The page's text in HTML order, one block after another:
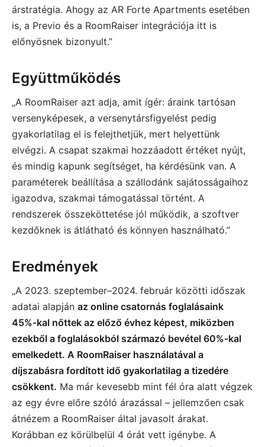
árstratégia. Ahogy az AR Forte Apartments esetében
is, a Previo és a RoomRaiser integrációja itt is
előnyösnek bizonyult.”
Együttműködés
„A RoomRaiser azt adja, amit ígér: áraink tartósan
versenyképesek, a versenytársfigyelést pedig
gyakorlatilag el is felejthetjük, mert helyettünk
elvégzi. A csapat szakmai hozzáadott értéket nyújt,
és mindig kapunk segítséget, ha kérdésünk van. A
paraméterek beállítása a szállodánk sajátosságaihoz
igazodva, szakmai támogatással történt. A
rendszerek összeköttetése jól működik, a szoftver
kezdőknek is átlátható és könnyen használható.”
Eredmények
„A 2023. szeptember–2024. február közötti időszak
adatai alapján az online csatornás foglalásaink
45%‑kal nőttek az előző évhez képest, miközben
ezekből a foglalásokból származó bevétel 60%‑kal
emelkedett. A RoomRaiser használatával a
díjszabásra fordított idő gyakorlatilag a tizedére
csökkent. Ma már kevesebb mint fél óra alatt végzek
az egy évre előre szóló árazással – jellemzően csak
átnézem a RoomRaiser által javasolt árakat.
Korábban ez körülbelül 4 órát vett igénybe. A